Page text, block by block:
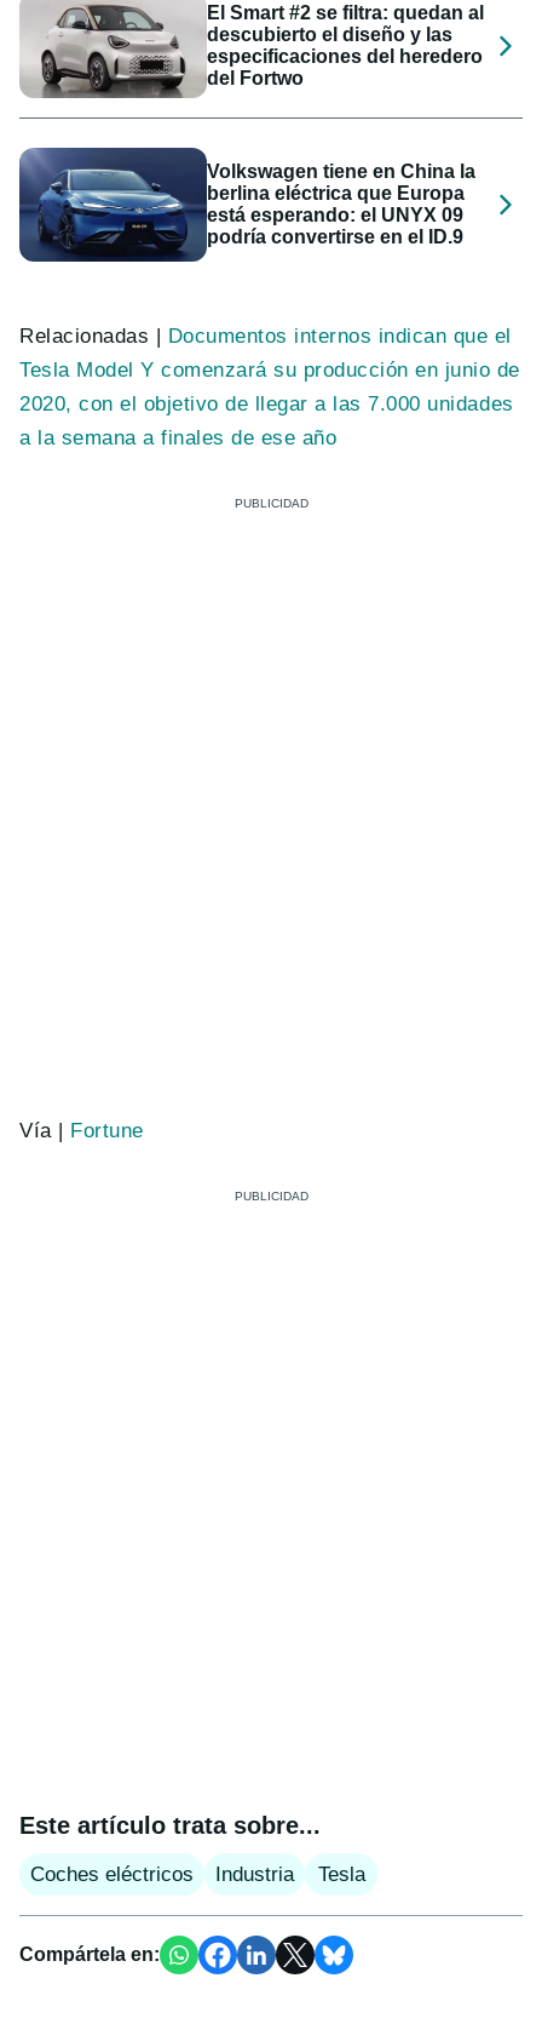
El Smart #2 se filtra: quedan al
descubierto el diseño y las
especificaciones del heredero
del Fortwo
Volkswagen tiene en China la
berlina eléctrica que Europa
está esperando: el UNYX 09
podría convertirse en el ID.9
Relacionadas | Documentos internos indican que el
Tesla Model Y comenzará su producción en junio de
2020, con el objetivo de llegar a las 7.000 unidades
a la semana a finales de ese año
Vía | Fortune
Este artículo trata sobre...
Coches eléctricos Industria Tesla
Compártela en: